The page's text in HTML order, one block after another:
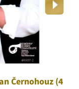
Černohouz (4